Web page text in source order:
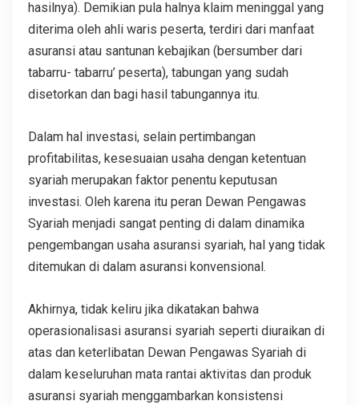
hasilnya). Demikian pula halnya klaim meninggal yang
diterima oleh ahli waris peserta, terdiri dari manfaat
asuransi atau santunan kebajikan (bersumber dari
tabarru- tabarru’ peserta), tabungan yang sudah
disetorkan dan bagi hasil tabungannya itu.
Dalam hal investasi, selain pertimbangan
profitabilitas, kesesuaian usaha dengan ketentuan
syariah merupakan faktor penentu keputusan
investasi. Oleh karena itu peran Dewan Pengawas
Syariah menjadi sangat penting di dalam dinamika
pengembangan usaha asuransi syariah, hal yang tidak
ditemukan di dalam asuransi konvensional.
Akhirnya, tidak keliru jika dikatakan bahwa
operasionalisasi asuransi syariah seperti diuraikan di
atas dan keterlibatan Dewan Pengawas Syariah di
dalam keseluruhan mata rantai aktivitas dan produk
asuransi syariah menggambarkan konsistensi